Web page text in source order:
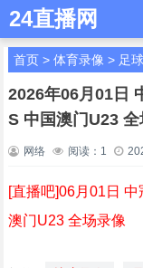
24直播网
首页> 体育录像 > 足
2026年06月01日
S 中国澳门U23
网络 阅读： 1
[直播吧]06月01日
澳门U23 全场录像